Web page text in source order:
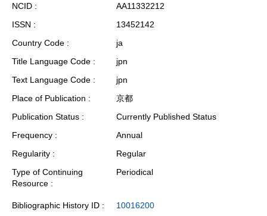
NCID
AA11332212
ISSN
13452142
Country Code
ja
Title Language Code
jpn
Text Language Code
jpn
Place of Publication
京都
Publication Status
Currently Published Status
Frequency
Annual
Regularity
Regular
Type of Continuing
Resource
Periodical
Bibliographic History ID 10016200